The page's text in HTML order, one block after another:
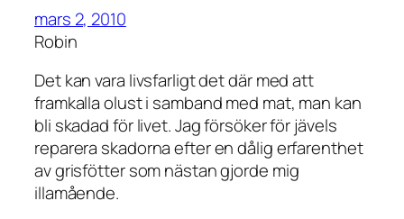
mars 2, 2010
Robin
Det kan vara livsfarligt det där med att
framkalla olust i samband med mat, man kan
bli skadad för livet. Jag försöker för jävels
reparera skadorna efter en dålig erfarenthet
av grisfötter som nästan gjorde mig
illamående.